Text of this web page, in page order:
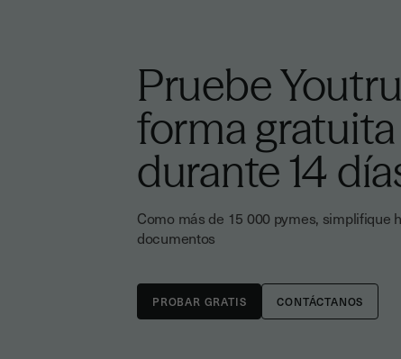
Pruebe
forma gratuita
durante 14
Como más de 15 000 pymes, simplifique
documentos
CONTÁCTANOS